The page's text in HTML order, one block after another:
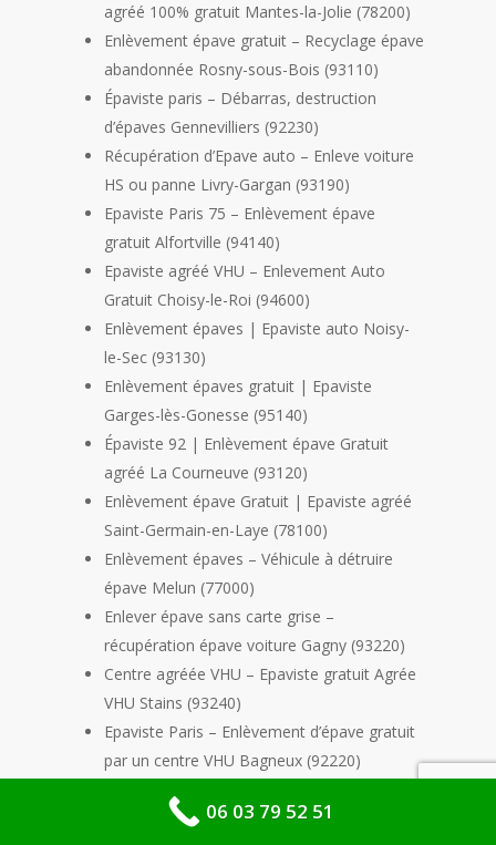
agréé 100% gratuit Mantes-la-Jolie (78200)
Enlèvement épave gratuit – Recyclage épave
abandonnée Rosny-sous-Bois (93110)
Épaviste paris – Débarras, destruction
d’épaves Gennevilliers (92230)
Récupération d’Epave auto – Enleve voiture
HS ou panne Livry-Gargan (93190)
Epaviste Paris 75 – Enlèvement épave
gratuit Alfortville (94140)
Epaviste agréé VHU – Enlevement Auto
Gratuit Choisy-le-Roi (94600)
Enlèvement épaves | Epaviste auto Noisy-
le-Sec (93130)
Enlèvement épaves gratuit | Epaviste
Garges-lès-Gonesse (95140)
Épaviste 92 | Enlèvement épave Gratuit
agréé La Courneuve (93120)
Enlèvement épave Gratuit | Epaviste agréé
Saint-Germain-en-Laye (78100)
Enlèvement épaves – Véhicule à détruire
épave Melun (77000)
Enlever épave sans carte grise –
récupération épave voiture Gagny (93220)
Centre agréée VHU – Epaviste gratuit Agrée
VHU Stains (93240)
Epaviste Paris – Enlèvement d’épave gratuit
par un centre VHU Bagneux (92220)
Combault (77340)06 03 79 52 51